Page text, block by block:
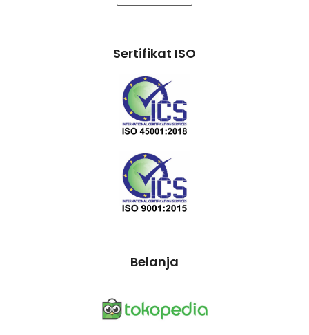
Sertifikat ISO
Belanja